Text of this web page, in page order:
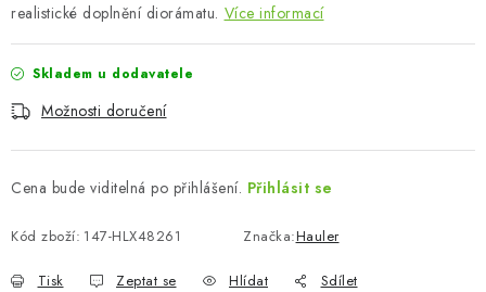
realistické doplnění diorámatu. Více informací
Skladem u dodavatele
Možnosti doručení
Cena bude viditelná po přihlášení. Přihlásit se
Kód zboží: 147-HLX48261 Značka:Hauler
Tisk Zeptat se Hlídat Sdílet